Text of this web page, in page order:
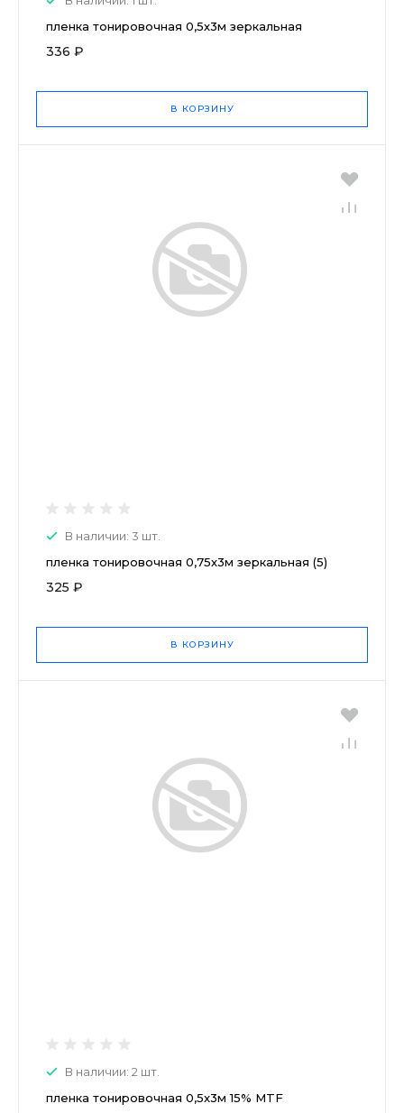
пленка тонировочная 0,5х3м зеркальная
336 ₽
В КОРЗИНУ
В наличии: 3 шт.
пленка тонировочная 0,75х3м зеркальная (5)
325 ₽
В КОРЗИНУ
В наличии: 2 шт.
пленка тонировочная 0,5x3м 15% MTF